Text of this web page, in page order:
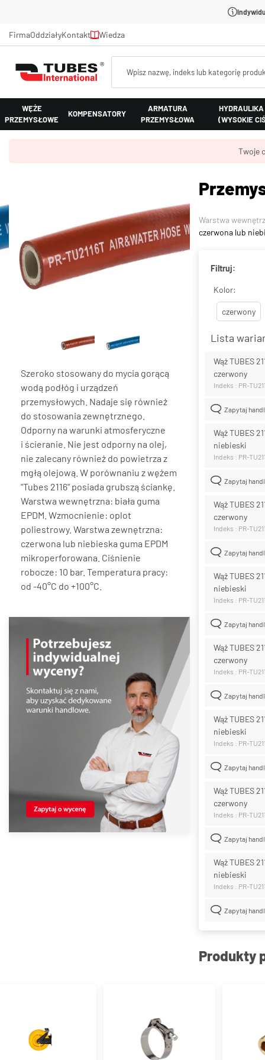
FirmaOddziałyKontakt Wiedza
WĘŻE
PRZEMYSŁOWE
KOMPENSATORY
ARMATURA
PRZEMYSŁOWA
(WYSOKIE
Twoje
Szeroko stosowany do mycia gorącą
wodą podłóg i urządzeń
przemysłowych. Nadaje się również
do stosowania zewnętrznego.
Odporny na warunki atmosferyczne
i ścieranie. Nie jest odporny na olej,
nie zalecany również do powietrza z
mgłą olejową. W porównaniu z wężem
"Tubes 2116" posiada grubszą ściankę.
Warstwa wewnętrzna: biała guma
EPDM. Wzmocnienie: oplot
poliestrowy. Warstwa zewnętrzna:
czerwona lub niebieska guma EPDM
mikroperforowana. Ciśnienie
robocze: 10 bar. Temperatura pracy:
od -40°C do +100°C.
Warstwa
czerwona lub
Filtruj:
Kolor:
czerwony
Lista
Wąż TUBES
czerwony
Indeks : PR-
Zapytaj
Wąż TUBES
niebieski
Indeks : PR-
Zapytaj
Wąż TUBES
czerwony
Indeks : PR-
Zapytaj
Wąż TUBES
niebieski
Indeks : PR-
Zapytaj
Wąż TUBES
czerwony
Indeks : PR-
Zapytaj
Wąż TUBES
niebieski
Indeks : PR-
Zapytaj
Wąż TUBES
czerwony
Indeks : PR-
Zapytaj
Wąż TUBES
niebieski
Indeks : PR-
Zapytaj
Produkty